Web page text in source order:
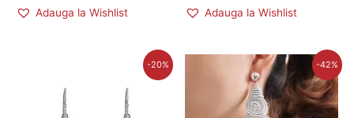
Adauga la Wishlist Adauga la Wishlist
-20%
fost:
35,00 lei.
28,00 lei.
-42%
Prețul
inițial
fost:
72,00 lei.
Prețul
curent
este:
42,00 lei.